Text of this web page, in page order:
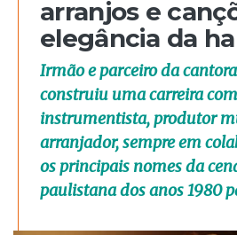
arranjos e
elegância da
Irmão e parceiro da
construiu uma carreira
instrumentista, produtor
arranjador, sempre em
os principais nomes da
paulistana dos anos 1980